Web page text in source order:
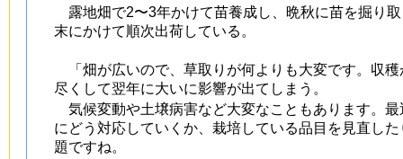
露地畑で2〜3年かけて苗養成し、晩秋に苗を掘り
末にかけて順次出荷している。
「畑が広いので、草取りが何よりも大変です。収
尽くして翌年に大いに影響が出てしまう。
気候変動や土壌病害など大変なこともあります。
にどう対応していくか、栽培している品目を見直し
題ですね。